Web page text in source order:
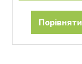
Порівняти